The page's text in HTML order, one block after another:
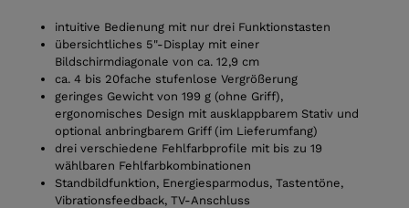
intuitive Bedienung mit nur drei Funktionstasten
übersichtliches 5"-Display mit einer
Bildschirmdiagonale von ca. 12,9 cm
ca. 4 bis 20fache stufenlose Vergrößerung
geringes Gewicht von 199 g (ohne Griff),
ergonomisches Design mit ausklappbarem Stativ und
optional anbringbarem Griff (im Lieferumfang)
drei verschiedene Fehlfarbprofile mit bis zu 19
wählbaren Fehlfarbkombinationen
Standbildfunktion, Energiesparmodus, Tastentöne,
Vibrationsfeedback, TV-Anschluss